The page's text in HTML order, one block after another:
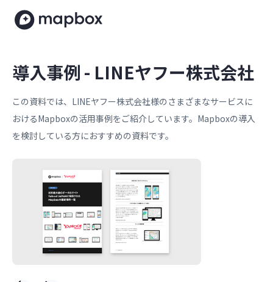
導入事例 - LINEヤフー株式会社
この資料では、LINEヤフー株式会社様のさまざまなサービスに
おけるMapboxの活用事例をご紹介しています。Mapboxの導入
を検討している方におすすめの資料です。